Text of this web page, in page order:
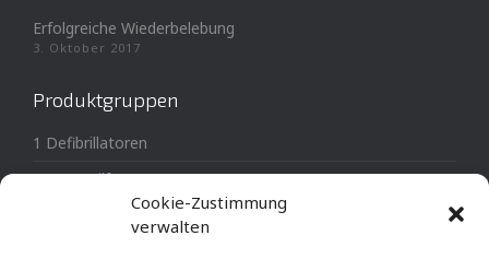
Cookie-Zustimmung
verwalten
Erfolgreiche Wiederbelebung
3. Oktober 2017
Produktgruppen
1 Defibrillatoren
3 Erste Hilfe
4 Notfallausrüstung